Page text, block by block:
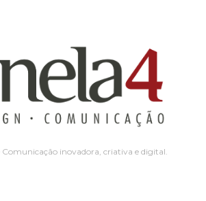
Comunicação inovadora, criativa e digital.